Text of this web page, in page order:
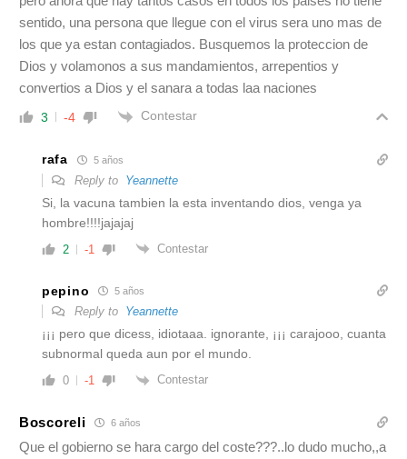
sentido, una persona que llegue con el virus sera uno mas de
los que ya estan contagiados. Busquemos la proteccion de
Dios y volamonos a sus mandamientos, arrepentios y
convertios a Dios y el sanara a todas laa naciones
3 -4 Contestar
rafa 5 años
Reply to Yeannette
Si, la vacuna tambien la esta inventando dios, venga ya
hombre!!!!jajajaj
2 -1 Contestar
pepino 5 años
Reply to Yeannette
¡¡¡ pero que dicess, idiotaaa. ignorante, ¡¡¡ carajooo, cuanta
subnormal queda aun por el mundo.
0 -1 Contestar
Boscoreli 6 años
Que el gobierno se hara cargo del coste???..lo dudo mucho,,a